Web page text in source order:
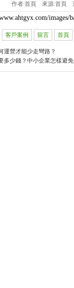
作者:首頁來源:首頁
images/
客戶案例 留言 首頁
運營才能少走彎路？
多少錢？中小企業怎樣避免